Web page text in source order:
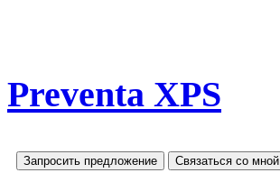
Preventa XPS
Запросить предложение Связаться со мной